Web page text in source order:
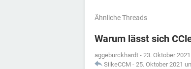
Ähnliche Threads
Warum lässt sich
aggeburckhardt - 23. Oktober
SilkeCCM - 25. Oktober 2021